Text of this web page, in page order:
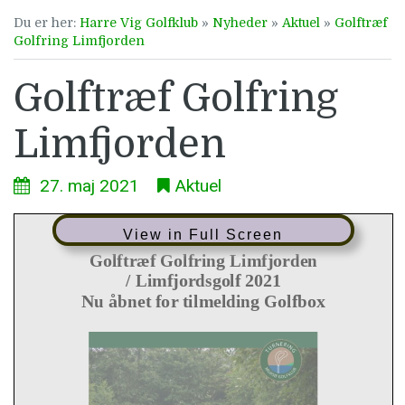
Du er her: Harre Vig Golfklub » Nyheder » Aktuel » Golftræf
Golfring Limfjorden
Golftræf Golfring
Limfjorden
27. maj 2021 Aktuel
View in Full Screen